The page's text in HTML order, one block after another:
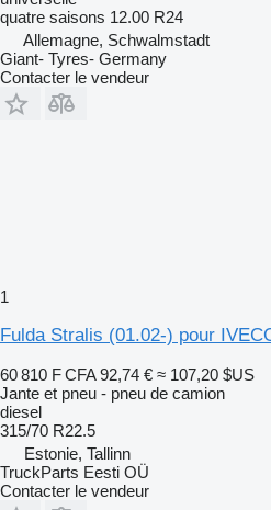
quatre saisons 12.00 R24
Allemagne, Schwalmstadt
Giant- Tyres- Germany
Contacter le vendeur
1
Fulda Stralis (01.02-) pour
60 810 F CFA 92,74 € ≈ 107,20 $US
Jante et pneu - pneu de camion
diesel
315/70 R22.5
Estonie, Tallinn
TruckParts Eesti OÜ
Contacter le vendeur